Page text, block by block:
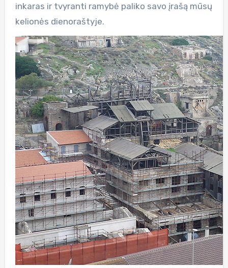
inkaras ir tvyranti ramybė paliko savo įrašą mūsų
kelionės dienoraštyje.